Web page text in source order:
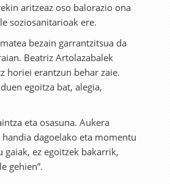
aritzeaz oso balorazio ona
soziosanitarioak ere.
bezain garrantzitsua da
Beatriz Artolazabalek
horiei erantzun behar zaie.
egoitza bat, alegia,
eta osasuna. Aukera
dagoelako eta momentu
ez egoitzek bakarrik,
gehien”.